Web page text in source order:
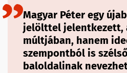
Magyar Péter egy
jelölttel jelentkezett,
múltjában, hanem
szempontból is
baloldalinak